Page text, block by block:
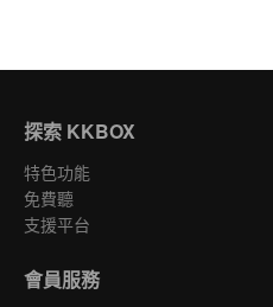
探索 KKBOX
特色功能
免費聽
支援平台
會員服務